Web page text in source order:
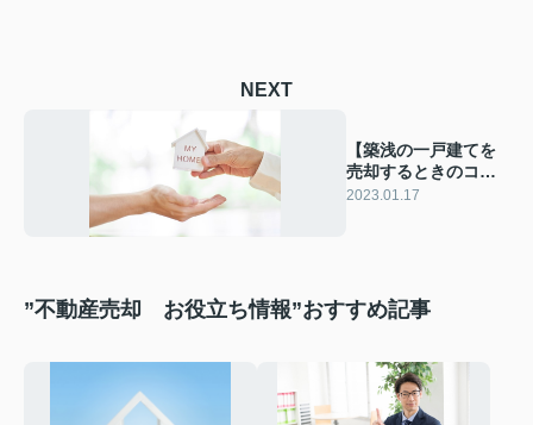
NEXT
【築浅の一戸建てを
売却するときのコツ
をご紹介】
2023.01.17
”不動産売却 お役立ち情報”おすすめ記事